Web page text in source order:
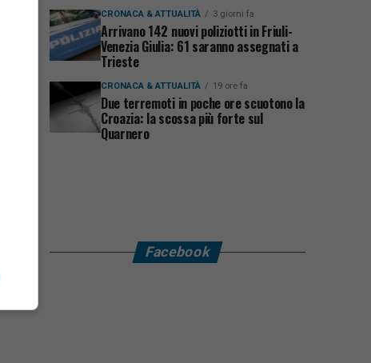
CRONACA & ATTUALITÀ 3 giorni fa
Arrivano 142 nuovi poliziotti in Friuli-
Venezia Giulia: 61 saranno assegnati a
Trieste
CRONACA & ATTUALITÀ 19 ore fa
Due terremoti in poche ore scuotono la
Croazia: la scossa più forte sul
Quarnero
Facebook